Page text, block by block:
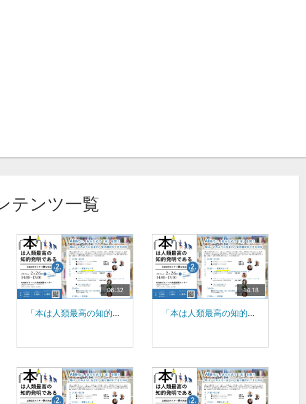
テンツ一覧
06:32
「本は人類最高の知的発明である」出版記念セミナー :|株式会社ブレインナビオン 高橋 大夢
14:18
「本は人類最高の知的発明である」出版記念セミナー :|株式会社ブレインナビオン 池田 祥子